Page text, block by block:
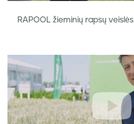
RAPOOL žieminių rapsų veislės